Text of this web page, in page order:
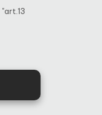
"art.13